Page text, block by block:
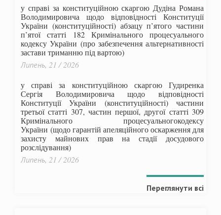
у справі за конституційною скаргою Дудіна Романа
Володимировича щодо відповідності Конституції
України (конституційності) абзацу п’ятого частини
п’ятої статті 182 Кримінального процесуального
кодексу України (про забезпечення альтернативності
застави триманню під вартою)
Липень, 21 / 2026
у справі за конституційною скаргою Гудиренка
Сергія Володимировича щодо відповідності
Конституції України (конституційності) частини
третьої статті 307, частин першої, другої статті 309
Кримінального процесуальногокодексу
України (щодо гарантій апеляційного оскарження для
захисту майнових прав на стадії досудового
розслідування)
Липень, 21 / 2026
Переглянути всі